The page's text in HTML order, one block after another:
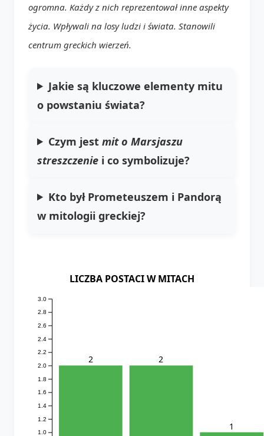
ogromna. Każdy z nich reprezentował inne aspekty
życia. Wpływali na losy ludzi i świata. Stanowili
centrum greckich wierzeń.
Jakie są kluczowe elementy mitu
o powstaniu świata?
Czym jestmit o Marsjaszu
streszczenie i co symbolizuje?
Kto był Prometeuszem i Pandorą
w mitologii greckiej?
LICZBA POSTACI W MITACH
1.0
1.2
1.4
1.6
1.8
2.0
2.2
2.4
2.6
2.8
3.0
2 2
1